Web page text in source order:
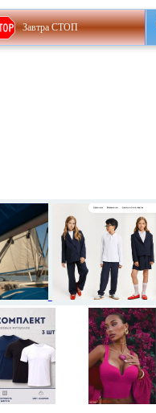
Завтра СТОП